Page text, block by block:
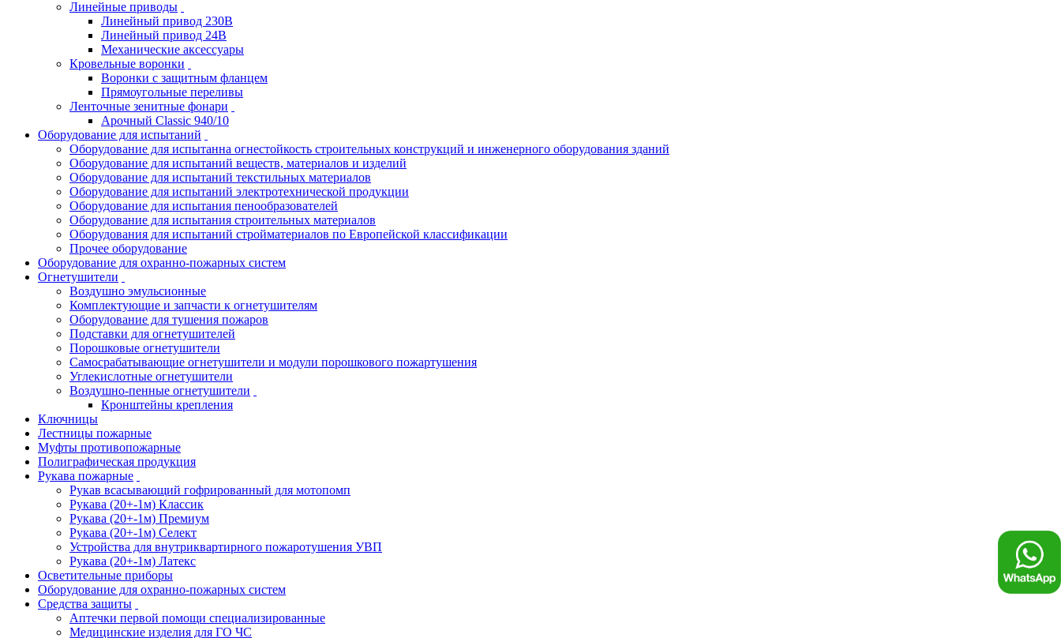
Линейные приводы
Линейный привод 230В
Линейный привод 24В
Механические аксессуары
Кровельные воронки
Воронки с защитным фланцем
Прямоугольные переливы
Ленточные зенитные фонари
Арочный Classic 940/10
Оборудование для испытаний
Оборудование для испытанна огнестойкость строительных конструкций и инженерного оборудования зданий
Оборудование для испытаний веществ, материалов и изделий
Оборудование для испытаний текстильных материалов
Оборудование для испытаний электротехнической продукции
Оборудование для испытания пенообразователей
Оборудование для испытания строительных материалов
Оборудования для испытаний стройматериалов по Европейской классификации
Прочее оборудование
Оборудование для охранно-пожарных систем
Огнетушители
Воздушно эмульсионные
Комплектующие и запчасти к огнетушителям
Оборудование для тушения пожаров
Подставки для огнетушителей
Порошковые огнетушители
Самосрабатывающие огнетушители и модули порошкового пожартушения
Углекислотные огнетушители
Воздушно-пенные огнетушители
Кронштейны крепления
Ключницы
Лестницы пожарные
Муфты противопожарные
Полиграфическая продукция
Рукава пожарные
Рукав всасывающий гофрированный для мотопомп
Рукава (20+-1м) Классик
Рукава (20+-1м) Премиум
Рукава (20+-1м) Селект
Устройства для внутриквартирного пожаротушения УВП
Рукава (20+-1м) Латекс
Осветительные приборы
Оборудование для охранно-пожарных систем
Средства защиты
Аптечки первой помощи специализированные
Медицинские изделия для ГО ЧС